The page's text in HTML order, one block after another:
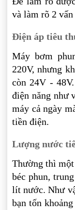
và làm rõ 2 vấn
Điện áp tiêu
Máy bơm
220V, nhưng
còn 24V -
điện năng như
máy cả ngày
tiền điện.
Lượng nước
Thường thì một
béc phun,
lít nước. Như
bạn tốn